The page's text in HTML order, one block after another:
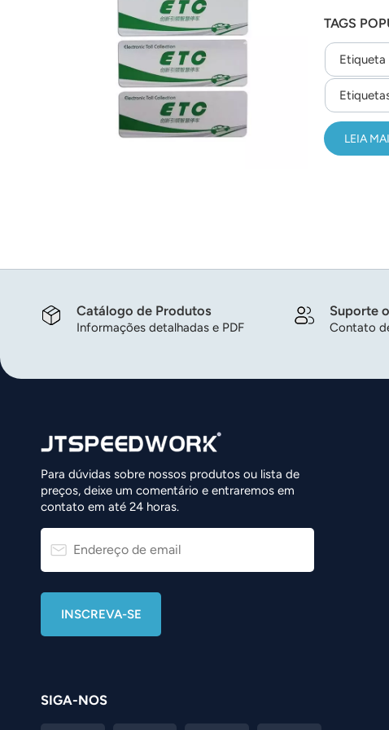
แบบไทย
Tiếng Việt
norsk
TAGS
Etiqueta
LEIA
Catálogo de Produtos
Informações detalhadas e PDF
Suporte
Contato
Para dúvidas sobre nossos produtos ou lista de
preços, deixe um comentário e entraremos em
contato em até 24 horas.
SIGA-NOS